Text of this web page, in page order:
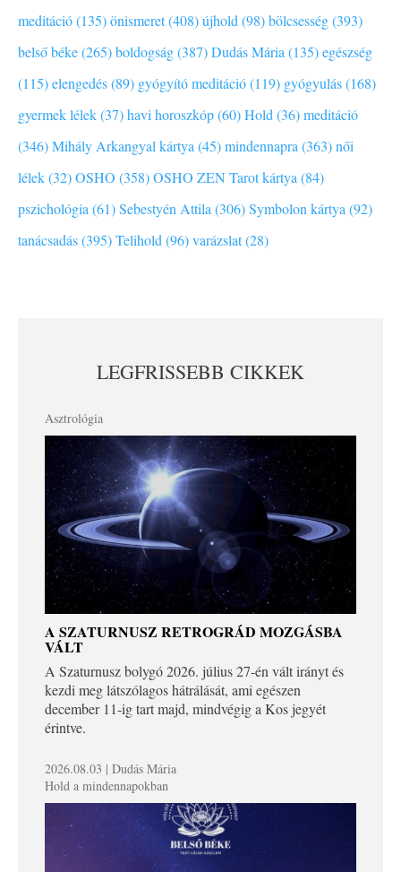
meditáció (135)önismeret (408)újhold (98)bölcsesség (393)
belső béke (265)boldogság (387)Dudás Mária (135)egészség
(115)elengedés (89) gyógyító meditáció (119) gyógyulás (168)
gyermek lélek (37)havi horoszkóp (60)Hold (36)meditáció
(346)Mihály Arkangyal kártya (45)mindennapra (363)női
lélek (32)OSHO (358)OSHO ZEN Tarot kártya (84)
pszichológia (61)Sebestyén Attila (306)Symbolon kártya (92)
tanácsadás (395)Telihold (96)varázslat (28)
LEGFRISSEBB CIKKEK
Asztrológia
A SZATURNUSZ RETROGRÁD MOZGÁSBA
VÁLT
A Szaturnusz bolygó 2026. július 27-én vált irányt és
kezdi meg látszólagos hátrálását, ami egészen
december 11-ig tart majd, mindvégig a Kos jegyét
érintve.
2026.08.03 | Dudás Mária
Hold a mindennapokban